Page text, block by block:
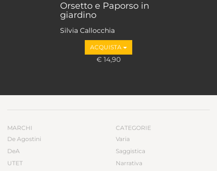
Orsetto e Paporso in
giardino
Silvia Callocchia
ACQUISTA
€ 14,90
MARCHI
De Agostini
DeA
UTET
CATEGORIE
Varia
Saggistica
Narrativa